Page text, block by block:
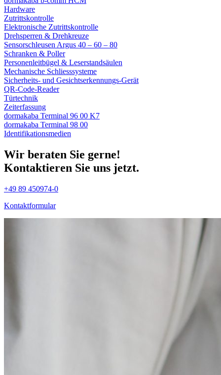
Hardware
Zutrittskontrolle
Elektronische Zutrittskontrolle
Drehsperren & Drehkreuze
Sensorschleusen Argus 40 – 60 – 80
Schranken & Poller
Personenleitbügel & Leserstandsäulen
Mechanische Schliess­systeme
Sicherheits- und Gesichtserkennungs-Gerät
QR-Code-Reader
Türtechnik
Zeiterfassung
dormakaba Terminal 96 00 K7
dormakaba Terminal 98 00
Identifikations­medien
Wir beraten Sie gerne!
Kontaktieren Sie uns jetzt.
+49 89 450974-0
Kontaktformular